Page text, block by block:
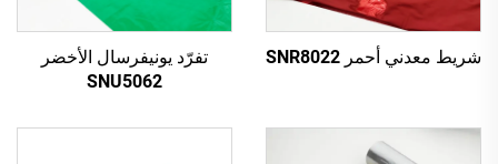
شريط معدني أحمر SNR8022
تفرّد يونيفرسال الأخضر
SNU5062